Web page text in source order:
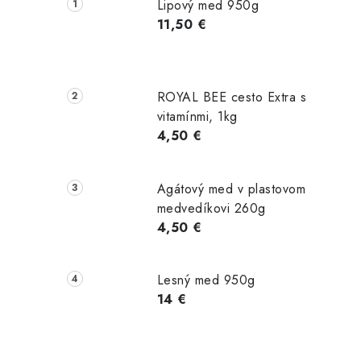
p
e
Lipový med 950g
11,50 €
ROYAL BEE cesto Extra s
vitamínmi, 1kg
4,50 €
Agátový med v plastovom
medvedíkovi 260g
4,50 €
Lesný med 950g
14 €